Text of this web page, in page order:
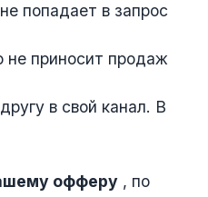
попадает в запрос
не приносит продаж
в свой канал. В
офферу , по